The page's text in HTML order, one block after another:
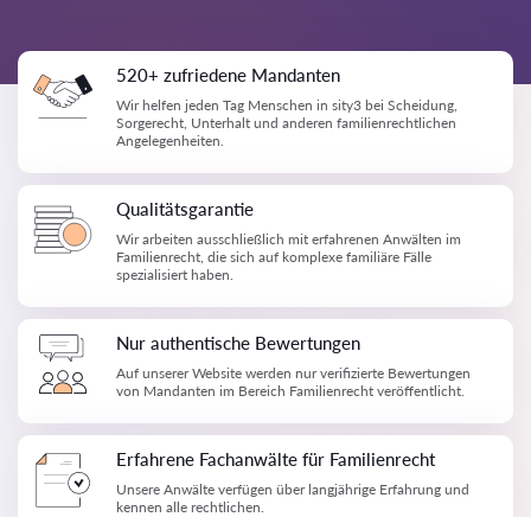
520+ zufriedene Mandanten
Wir helfen jeden Tag Menschen in sity3 bei Scheidung,
Sorgerecht, Unterhalt und anderen familienrechtlichen
Angelegenheiten.
Qualitätsgarantie
Wir arbeiten ausschließlich mit erfahrenen Anwälten im
Familienrecht, die sich auf komplexe familiäre Fälle
spezialisiert haben.
Nur authentische Bewertungen
Auf unserer Website werden nur verifizierte Bewertungen
von Mandanten im Bereich Familienrecht veröffentlicht.
Erfahrene Fachanwälte für Familienrecht
Unsere Anwälte verfügen über langjährige Erfahrung und
kennen alle rechtlichen.